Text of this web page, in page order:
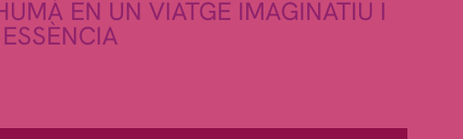
EN UN VIATGE IMAGINATIU I